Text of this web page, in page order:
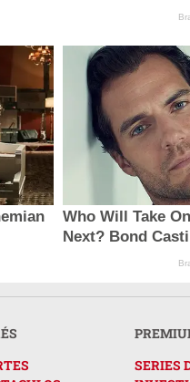
Who Will Take
Next? Bond
SERIES